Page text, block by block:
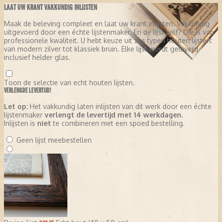
Haagsche Courant
Rivierenland
Rotterdams Dagblad
Utrechts Nieuwsblad
Uit onderzoek kwam naar voren dat veel lezers van de regionale
kranten tegen een naamsverandering van hun krant waren.
Daarom werd besloten de titels zoveel mogelijk te behouden.
Voor elke titel kwam alleen"AD"te staan (bijvoorbeeld: AD
Haagsche Courant, AD Rotterdams Dagblad).
Opzet van de nieuwe krant:
steeds – delandelijke editie met daarnaast een
katerndie aansluit bij de oorspronkelijke regionale krant. Deze
constructie maakte het mogelijk om zowel landelijk als lokaal
relevant te blijven.
De fusie was gelijk het moment om het Algemeen Dagblad op
tabloidformaatte laten verschijnen, waarmee de krant aansloot
bij een internationale trend in krantenland.
LAAT UW KRANT VAKKUNDIG INLIJSTEN
Maak de beleving compleet en laat uw krant inlijsten. Vakkundig
uitgevoerd door een échte lijstenmaker. En de lijst zelf? Die is van
professionele kwaliteit. U hebt keuze uit zes typen houten lijsten:
van modern zilver tot klassiek bruin. Elke lijst wordt geleverd
inclusief helder glas.
Toon de selectie van echt houten lijsten.
VERLENGDE LEVERTIJD!
Let op: Het vakkundig laten inlijsten van dit werk door een échte
lijstenmaker verlengt de levertijd met 14 werkdagen.
Inlijsten is niet te combineren met een spoed bestelling.
Geen lijst meebestellen